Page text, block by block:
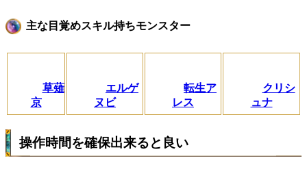
主な目覚めスキル持ちモンスター
草薙
京
エルゲ
ヌビ
転生ア
レス
クリシ
ュナ
操作時間を確保出来ると良い